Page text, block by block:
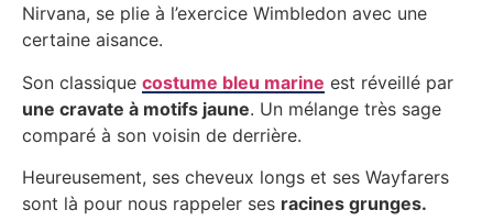
Nirvana, se plie à l’exercice Wimbledon avec une
certaine aisance.
Son classique costume bleu marine est réveillé par
une cravate à motifs jaune. Un mélange très sage
comparé à son voisin de derrière.
Heureusement, ses cheveux longs et ses Wayfarers
sont là pour nous rappeler ses racines grunges.